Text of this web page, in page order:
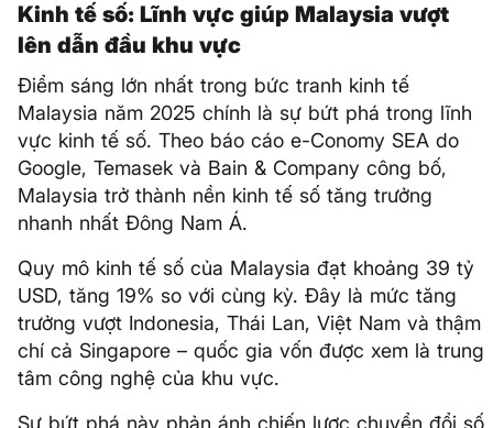
Kinh tế số: Lĩnh vực giúp Malaysia vượt
lên dẫn đầu khu vực
Điểm sáng lớn nhất trong bức tranh kinh tế
Malaysia năm 2025 chính là sự bứt phá trong lĩnh
vực kinh tế số. Theo báo cáo e-Conomy SEA do
Google, Temasek và Bain & Company công bố,
Malaysia trở thành nền kinh tế số tăng trưởng
nhanh nhất Đông Nam Á.
Quy mô kinh tế số của Malaysia đạt khoảng 39 tỷ
USD, tăng 19% so với cùng kỳ. Đây là mức tăng
trưởng vượt Indonesia, Thái Lan, Việt Nam và thậm
chí cả Singapore – quốc gia vốn được xem là trung
tâm công nghệ của khu vực.